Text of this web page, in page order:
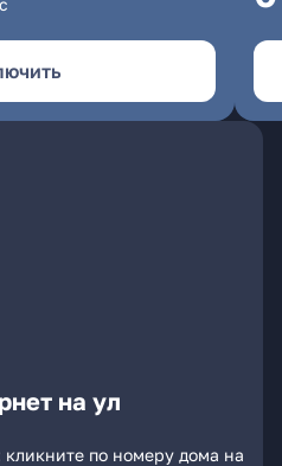
на ул
по номеру дома на